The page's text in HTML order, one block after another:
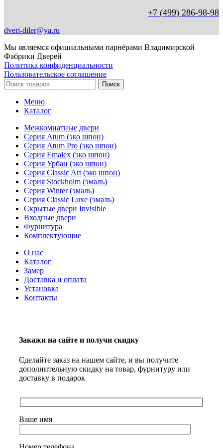
+7 (499) 286-98-98
dveri-diler@ya.ru
Мы являемся официальными парнёрами Владимирской
Фабрики Дверей
Политика конфиденциальности
Пользовательское соглашение
Поиск
Меню
Каталог
Межкомнатные двери
Серия Atum (эко шпон)
Серия Atum Pro (эко шпон)
Серия Emalex (эко шпон)
Серия Урбан (эко шпон)
Серия Classic Art (эко шпон)
Серия Stockholm (эмаль)
Серия Winter (эмаль)
Серия Classic Luxe (эмаль)
Скрытые двери Invisible
Входные двери
Фурнитура
Комплектующие
О нас
Каталог
Замер
Доставка и оплата
Установка
Контакты
Закажи на сайте и получи скидку
Сделайте заказ на нашем сайте, и вы получите
дополнительную скидку на товар, фурнитуру или
доставку в подарок
Ваше имя